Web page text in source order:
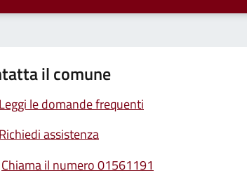
il comune
Leggi le domande frequenti
Richiedi assistenza
Chiama il numero 01561191